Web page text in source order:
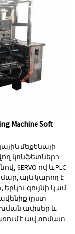
Machine Soft
մեքենայի
կոնֆետների
SERVO-ով և PLC-
այն կարող է
գույնի կամ
(ըստ
ափսեը և
է ավտոմատ